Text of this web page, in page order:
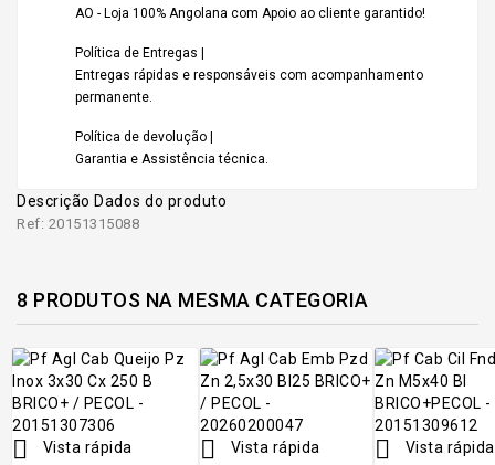
AO - Loja 100% Angolana com Apoio ao cliente garantido!
Política de Entregas |
Entregas rápidas e responsáveis com acompanhamento
permanente.
Política de devolução |
Garantia e Assistência técnica.
Descrição Dados do produto
Ref: 20151315088
8 PRODUTOS NA MESMA CATEGORIA

Vista rápida

Vista rápida

Vista rápida